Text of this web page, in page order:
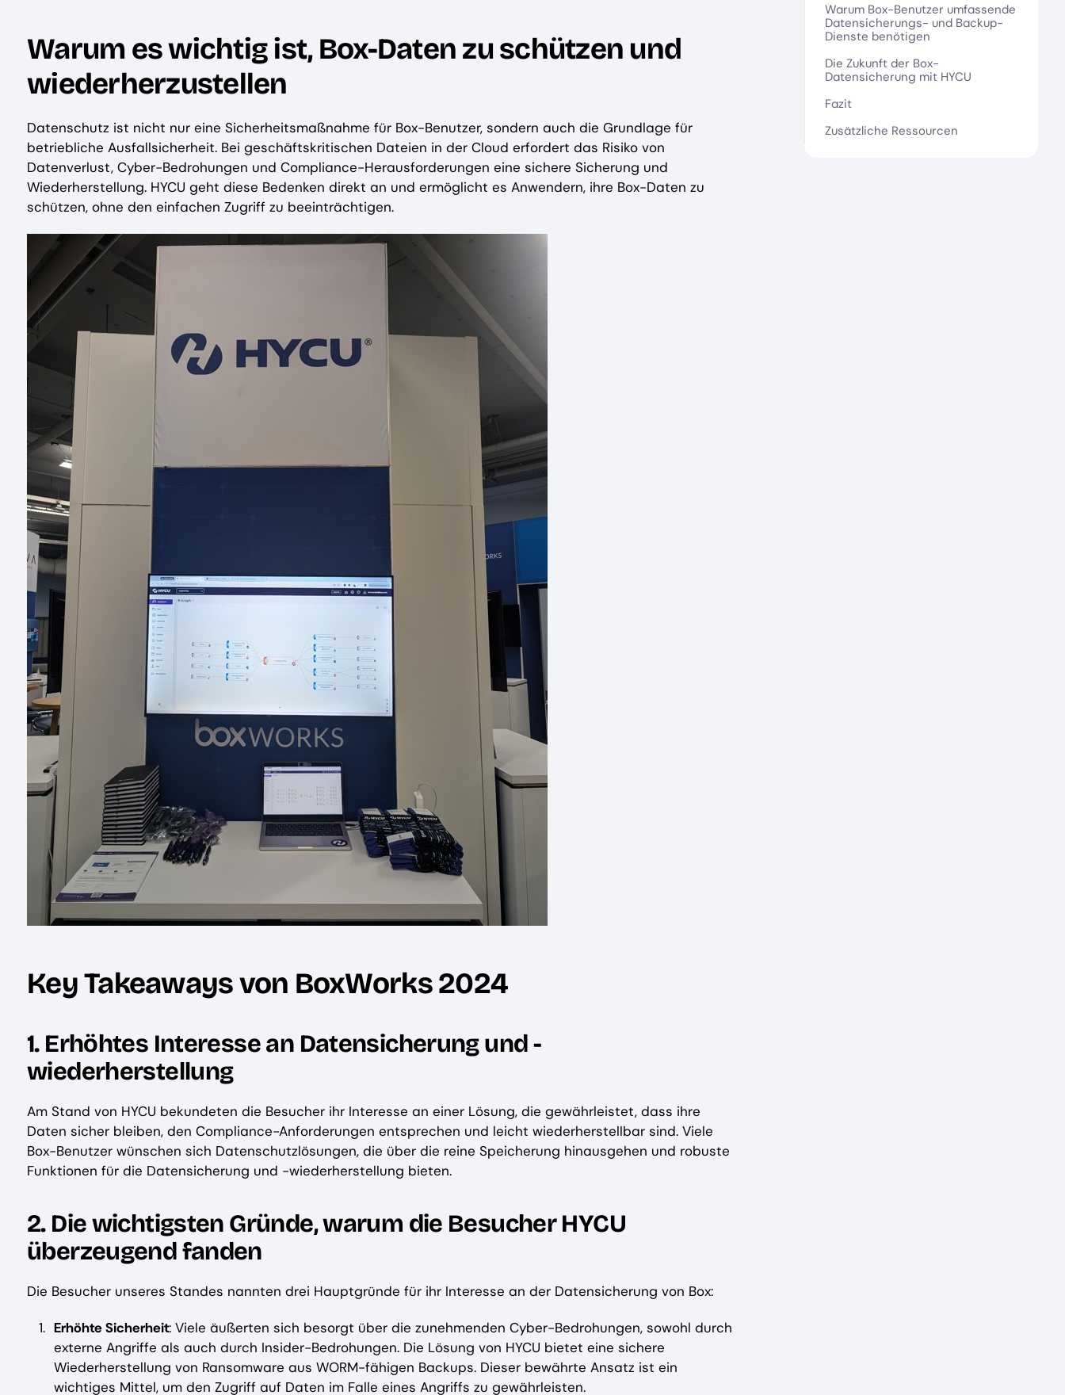
Warum es wichtig ist, Box-Daten zu schützen und
wiederherzustellen
Datenschutz ist nicht nur eine Sicherheitsmaßnahme für Box-Benutzer, sondern auch die Grundlage für
betriebliche Ausfallsicherheit. Bei geschäftskritischen Dateien in der Cloud erfordert das Risiko von
Datenverlust, Cyber-Bedrohungen und Compliance-Herausforderungen eine sichere Sicherung und
Wiederherstellung. HYCU geht diese Bedenken direkt an und ermöglicht es Anwendern, ihre Box-Daten zu
schützen, ohne den einfachen Zugriff zu beeinträchtigen.
Key Takeaways von BoxWorks 2024
1. Erhöhtes Interesse an Datensicherung und -
wiederherstellung
Am Stand von HYCU bekundeten die Besucher ihr Interesse an einer Lösung, die gewährleistet, dass ihre
Daten sicher bleiben, den Compliance-Anforderungen entsprechen und leicht wiederherstellbar sind. Viele
Box-Benutzer wünschen sich Datenschutzlösungen, die über die reine Speicherung hinausgehen und robuste
Funktionen für die Datensicherung und -wiederherstellung bieten.
2. Die wichtigsten Gründe, warum die Besucher HYCU
überzeugend fanden
Die Besucher unseres Standes nannten drei Hauptgründe für ihr Interesse an der Datensicherung von Box:
Erhöhte Sicherheit: Viele äußerten sich besorgt über die zunehmenden Cyber-Bedrohungen, sowohl durch
externe Angriffe als auch durch Insider-Bedrohungen. Die Lösung von HYCU bietet eine sichere
Wiederherstellung von Ransomware aus WORM-fähigen Backups. Dieser bewährte Ansatz ist ein
wichtiges Mittel, um den Zugriff auf Daten im Falle eines Angriffs zu gewährleisten.
Warum Box-Benutzer umfassende
Datensicherungs- und Backup-
Dienste benötigen
Die Zukunft der Box-
Datensicherung mit HYCU
Fazit
Zusätzliche Ressourcen